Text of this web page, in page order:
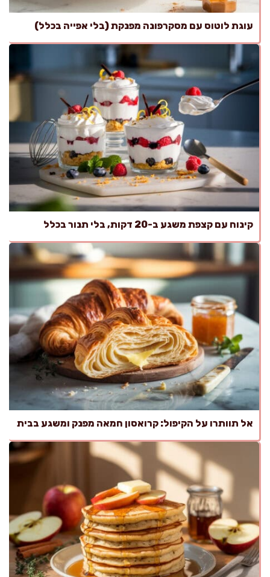
עוגת לוטוס עם מסקרפונה מפנקת (בלי אפייה בכלל)
קינוח עם קצפת משגע ב-20 דקות, בלי תנור בכלל
אל תוותרו על הקיפול: קרואסון חמאה מפנק ומשגע בבית